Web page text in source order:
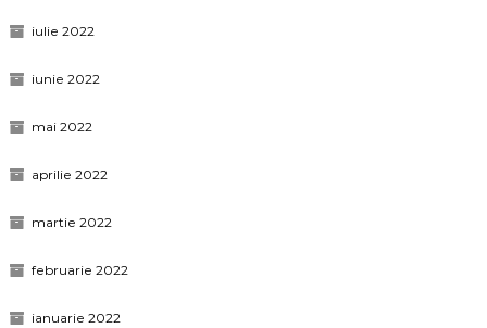
iulie 2022
iunie 2022
mai 2022
aprilie 2022
martie 2022
februarie 2022
ianuarie 2022